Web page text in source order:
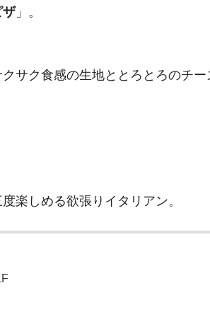
ザ」。
サク食感の生地ととろとろのチ
楽しめる欲張りイタリアン。